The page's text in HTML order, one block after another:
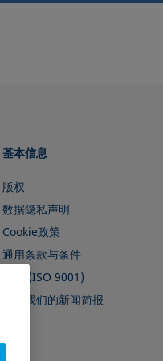
基本信息
版权
数据隐私声明
Cookie政策
通用条款与条件
证书 (ISO 9001)
订阅我们的新闻简报